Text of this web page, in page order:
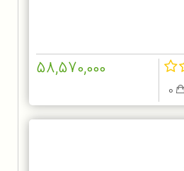
58,570,000